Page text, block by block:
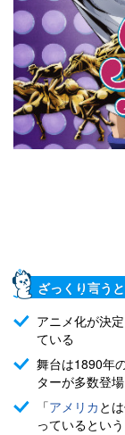
ざっくり言うと
アニメ化が決
ている
舞台は1890年
ターが多数登場
「アメリカ と
っているという